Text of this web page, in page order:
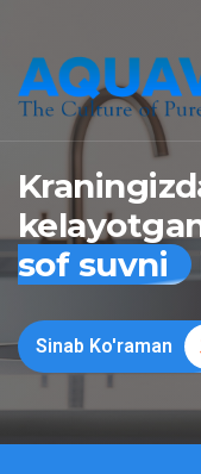
sof suvni
Sinab Ko'raman